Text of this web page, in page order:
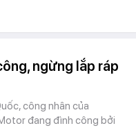
ngừng lắp ráp
công nhân của
đang đình công bởi